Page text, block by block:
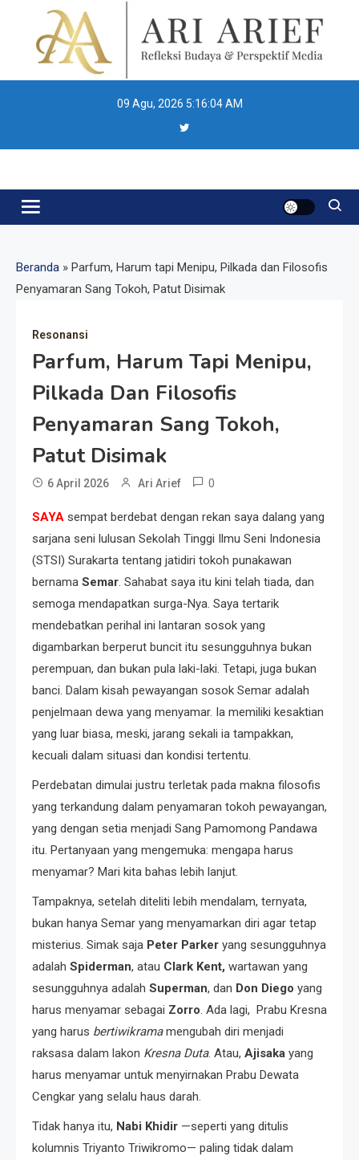
content
09 Agu, 2026 5:16:04 AM
Ari Arief
Beranda » Parfum, Harum tapi Menipu, Pilkada dan Filosofis
Penyamaran Sang Tokoh, Patut Disimak
Resonansi
Parfum, Harum Tapi Menipu,
Pilkada Dan Filosofis
Penyamaran Sang Tokoh,
Patut Disimak
6 April 2026 Ari Arief 0
SAYA sempat berdebat dengan rekan saya dalang yang
sarjana seni lulusan Sekolah Tinggi Ilmu Seni Indonesia
(STSI) Surakarta tentang jatidiri tokoh punakawan
bernama Semar. Sahabat saya itu kini telah tiada, dan
semoga mendapatkan surga-Nya. Saya tertarik
mendebatkan perihal ini lantaran sosok yang
digambarkan berperut buncit itu sesungguhnya bukan
perempuan, dan bukan pula laki-laki. Tetapi, juga bukan
banci. Dalam kisah pewayangan sosok Semar adalah
penjelmaan dewa yang menyamar. Ia memiliki kesaktian
yang luar biasa, meski, jarang sekali ia tampakkan,
kecuali dalam situasi dan kondisi tertentu.
Perdebatan dimulai justru terletak pada makna filosofis
yang terkandung dalam penyamaran tokoh pewayangan,
yang dengan setia menjadi Sang Pamomong Pandawa
itu. Pertanyaan yang mengemuka: mengapa harus
menyamar? Mari kita bahas lebih lanjut.
Tampaknya, setelah diteliti lebih mendalam, ternyata,
bukan hanya Semar yang menyamarkan diri agar tetap
misterius. Simak saja Peter Parker yang sesungguhnya
adalah Spiderman, atau Clark Kent, wartawan yang
sesungguhnya adalah Superman, dan Don Diego yang
harus menyamar sebagai Zorro. Ada lagi, Prabu Kresna
yang harus bertiwikramamengubah diri menjadi
raksasa dalam lakon Kresna Duta. Atau, Ajisaka yang
harus menyamar untuk menyirnakan Prabu Dewata
Cengkar yang selalu haus darah.
Tidak hanya itu, Nabi Khidir —seperti yang ditulis
kolumnis Triyanto Triwikromo— paling tidak dalam